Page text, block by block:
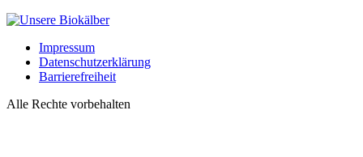
Impressum
Datenschutzerklärung
Barrierefreiheit
Alle Rechte vorbehalten